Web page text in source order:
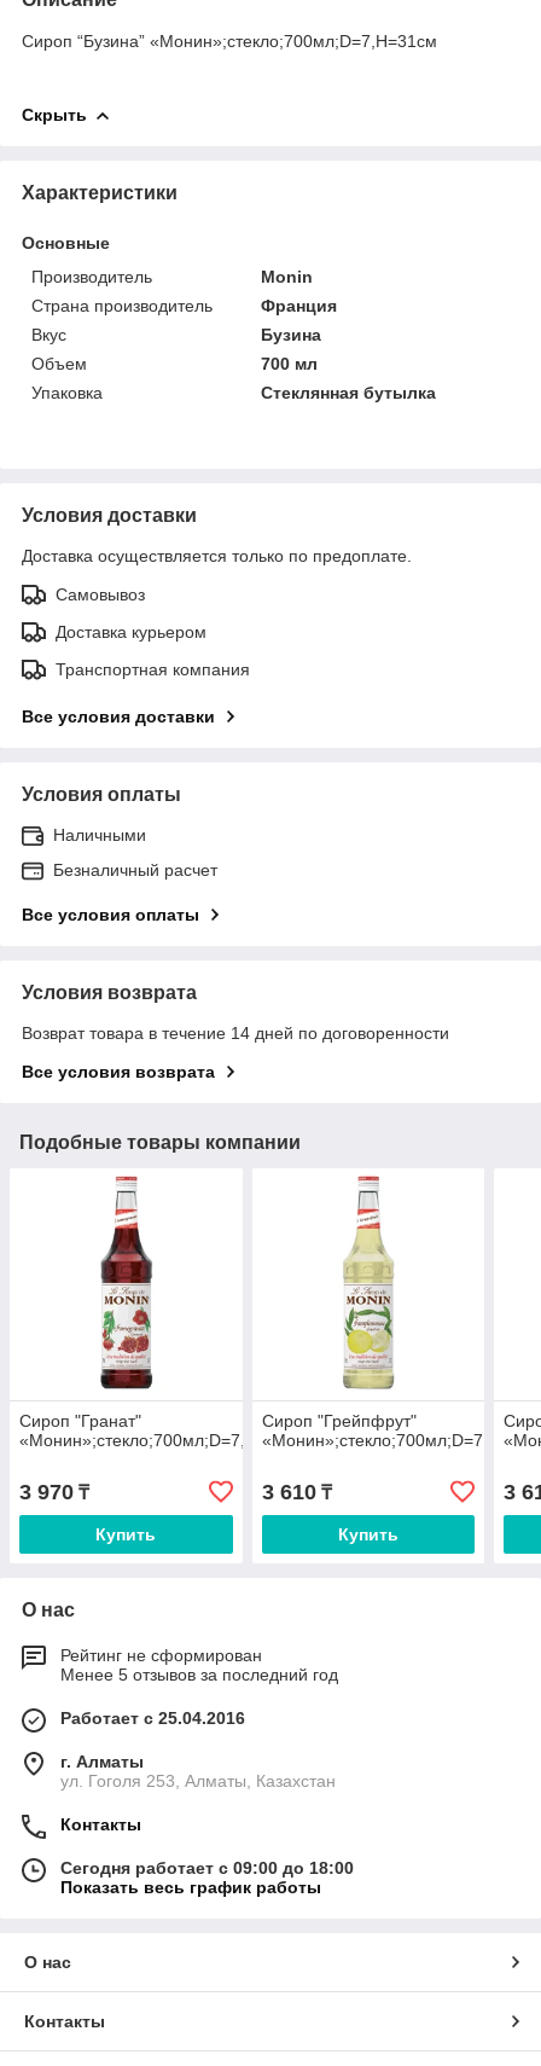
Сироп “Бузина” «Монин»;стекло;700мл;D=7,H=31см
Скрыть
Характеристики
Основные
Производитель
Monin
Страна производитель
Франция
Вкус
Бузина
Объем
700 мл
Упаковка
Стеклянная бутылка
Условия доставки
Доставка осуществляется только по предоплате.
Самовывоз
Доставка курьером
Транспортная компания
Все условия доставки
Условия оплаты
Наличными
Безналичный расчет
Все условия оплаты
Условия возврата
Возврат товара в течение 14 дней по договоренности
Все условия возврата
Подобные товары компании
Сироп "Гранат"
«Монин»;стекло;700мл;D=7,H=31см
3 970 ₸
Купить
Сироп "Грейпфрут"
3 610₸
Купить
3
О нас
Рейтинг не сформирован
Менее 5 отзывов за последний год
Работает с 25.04.2016
г. Алматы
ул. Гоголя 253, Алматы, Казахстан
Контакты
Сегодня работает с 09:00 до 18:00
Показать весь график работы
О нас
Контакты